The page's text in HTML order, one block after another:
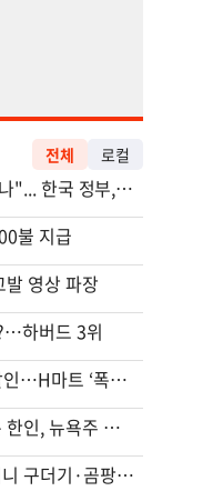
전체 로컬
"65세 복수국적 빗장 푸나"... 한국 정부, 연령 완화 전면 추진
불 지급
발 영상 파장
하버드 3위
쌀·라면 값 최대 80% 할인…H마트 ‘폭탄 세일’
변호사시험 중 심정지 온 한인, 뉴욕주 제소
항공기 식기 카트 열었더니 구더기·곰팡이…LAX 기내식 업체 논란